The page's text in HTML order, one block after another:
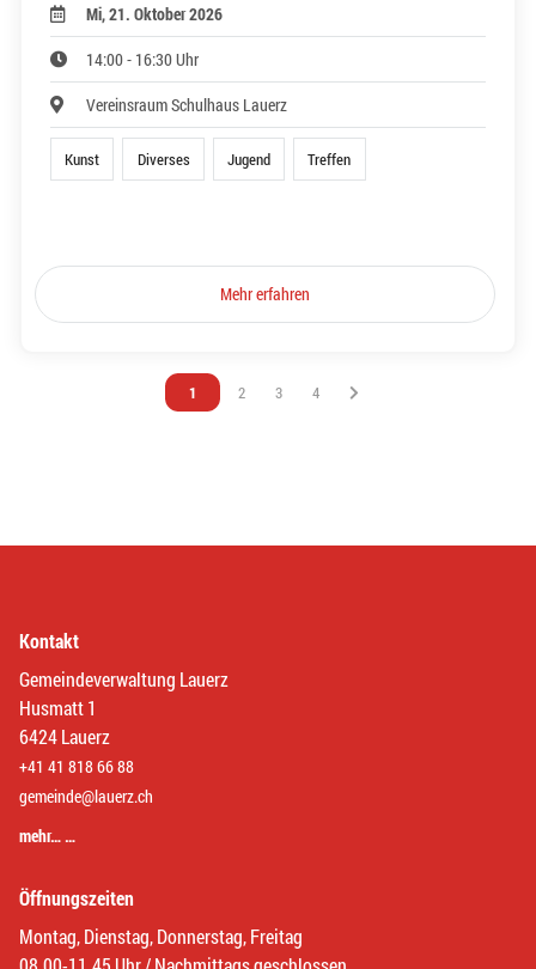
Mi, 21. Oktober 2026
14:00 - 16:30 Uhr
Vereinsraum Schulhaus Lauerz
Kunst Diverses Jugend Treffen
Mehr erfahren
Vous êtes sur la page
1 Vous êtes sur la page
2 Vous êtes sur la page
3 Vous êtes sur la page
4
Kontakt
Gemeindeverwaltung Lauerz
Husmatt 1
6424 Lauerz
+41 41 818 66 88
gemeinde@lauerz.ch
mehr… …
Öffnungszeiten
Montag, Dienstag, Donnerstag, Freitag